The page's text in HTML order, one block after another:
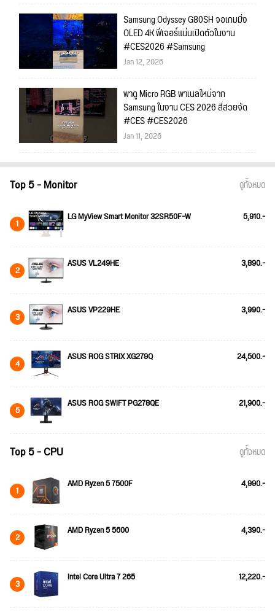
Samsung Odyssey G80SH จอเกมมิ่ง
OLED 4K ฟีเจอร์แน่นเปิดตัวในงาน
#CES2026 #Samsung
Jan 12, 2026
พาดู Micro RGB พาเนลใหม่จาก
Samsung ในงาน CES 2026 สีสวยจัด
#CES #CES2026
Jan 11, 2026
Top 5 - Monitor ดูทั้งหมด
1 LG MyView Smart Monitor 32SR50F-W 5,910.-
2 ASUS VL249HE 3,890.-
3 ASUS VP229HE 3,990.-
4 ASUS ROG STRIX XG279Q 24,500.-
5 ASUS ROG SWIFT PG278QE 21,900.-
Top 5 - CPU ดูทั้งหมด
1 AMD Ryzen 5 7500F 4,990.-
2 AMD Ryzen 5 5600 4,390.-
3 Intel Core Ultra 7 265 12,220.-